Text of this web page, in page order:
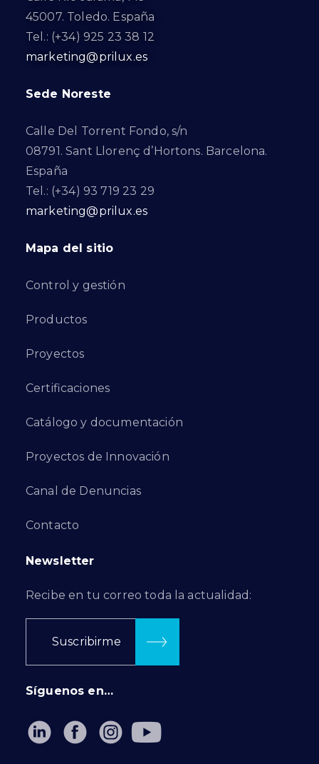
45007. Toledo. España
Tel.: (+34) 925 23 38 12
marketing@prilux.es
Sede Noreste
Calle Del Torrent Fondo, s/n
08791. Sant Llorenç d’Hortons. Barcelona.
España
Tel.: (+34) 93 719 23 29
marketing@prilux.es
Mapa del sitio
Control y gestión
Productos
Proyectos
Certificaciones
Catálogo y documentación
Proyectos de Innovación
Canal de Denuncias
Contacto
Newsletter
Recibe en tu correo toda la actualidad:
Suscribirme
Síguenos en…